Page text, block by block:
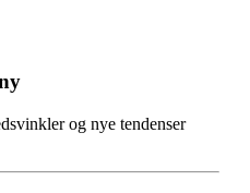
og nye tendenser